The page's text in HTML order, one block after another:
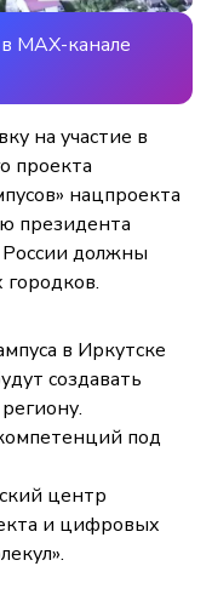
MAX-канале
на участие в
проекта
нацпроекта
президента
должны
городков.
в Иркутске
создавать
под
центр
и цифровых